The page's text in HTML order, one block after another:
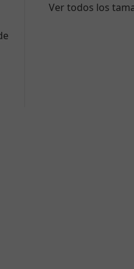
Ver todos los